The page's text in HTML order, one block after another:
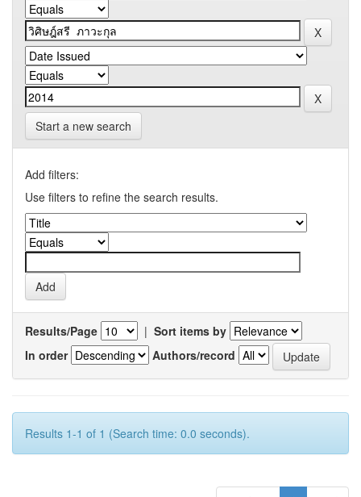
Start a new search
Add filters:
Use filters to refine the search results.
Results/Page | Sort items by
In order
Authors/record
Results 1-1 of 1 (Search time: 0.0 seconds).